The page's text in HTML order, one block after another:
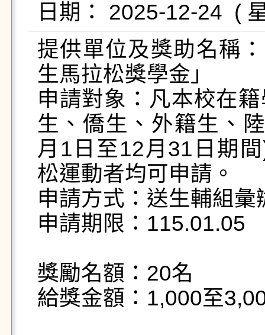
提供單位及獎助名稱
生馬拉松獎學金」
申請對象：凡本校在
生、僑生、外籍生、
月1日至12月31日期
松運動者均可申請。
申請方式：送生輔組彙
申請期限：115.01.05
獎勵名額：20名
給獎金額：1,000至